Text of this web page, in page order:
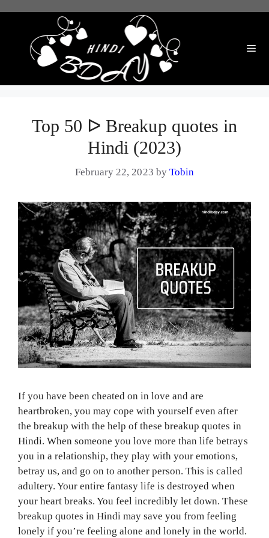
Top 50 ᐅ Breakup quotes in
Hindi (2023)
February 22, 2023 by Tobin
If you have been cheated on in love and are
heartbroken, you may cope with yourself even after
the breakup with the help of these breakup quotes in
Hindi. When someone you love more than life betrays
you in a relationship, they play with your emotions,
betray us, and go on to another person. This is called
adultery. Your entire fantasy life is destroyed when
your heart breaks. You feel incredibly let down. These
breakup quotes in Hindi may save you from feeling
lonely if you’re feeling alone and lonely in the world.